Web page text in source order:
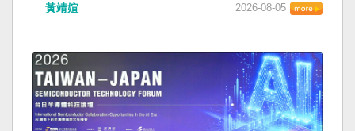
黃靖媗 2026-08-05